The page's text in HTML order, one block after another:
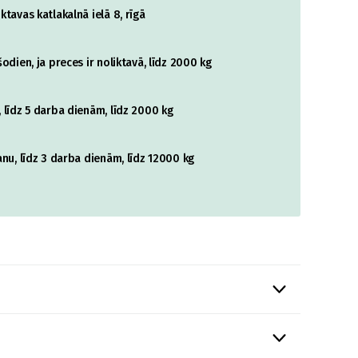
katlakalnā ielā 8, rīgā
ja preces ir noliktavā, līdz 2000 kg
5 darba dienām, līdz 2000 kg
līdz 3 darba dienām, līdz 12000 kg